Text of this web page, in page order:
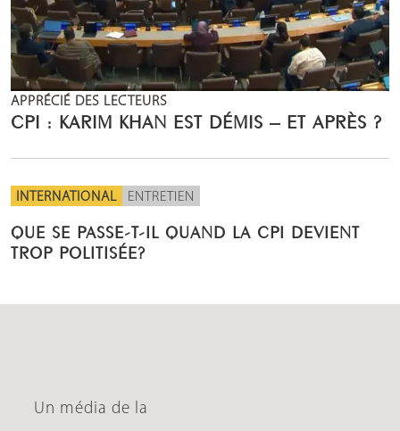
APPRÉCIÉ DES LECTEURS
CPI : KARIM KHAN EST DÉMIS – ET APRÈS ?
INTERNATIONAL ENTRETIEN
QUE SE PASSE-T-IL QUAND LA CPI DEVIENT
TROP POLITISÉE?
Un média de la